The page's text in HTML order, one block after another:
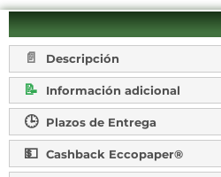
Descripción
Información adicional
Plazos de Entrega
Cashback Eccopaper®